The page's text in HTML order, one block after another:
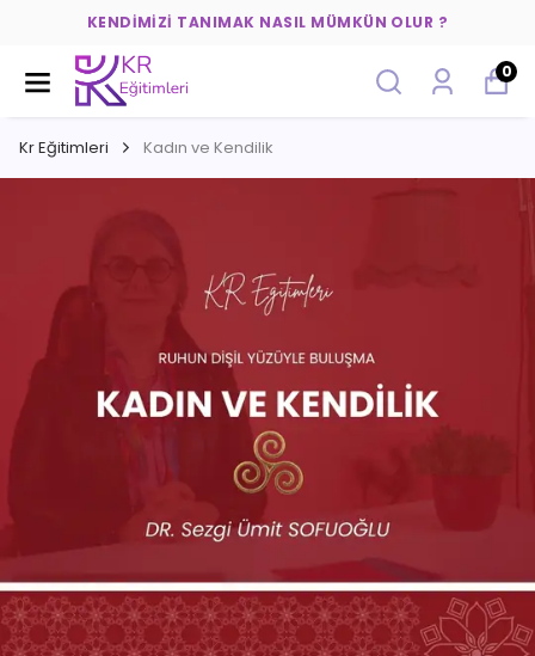
KENDIMIZI TANIMAK NASIL MÜMKÜN OLUR ?
0
Kr Eğitimleri Kadın ve Kendilik